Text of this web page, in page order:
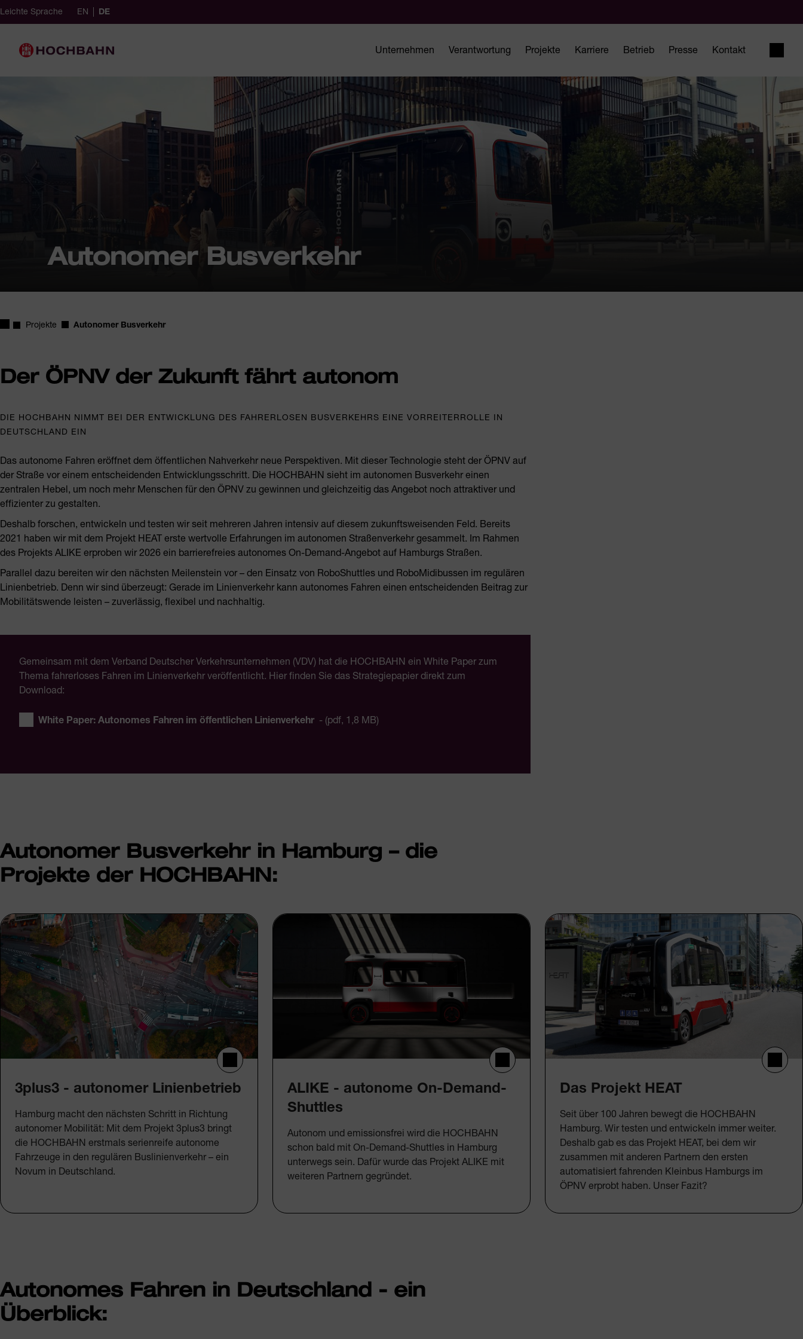
Navigieren in Hochbahn
Schnellnavigation
Hauptnavigation
EN English (Germany)
ausgewählt
DEGerman (Germany)
Leichte Sprache
Unternehmen Verantwortung Projekte Karriere Betrieb Presse Kontakt
Autonomer Busverkehr
Startseite
Projekte Autonomer Busverkehr
Der ÖPNV der Zukunft fährt autonom
DIE HOCHBAHN NIMMT BEI DER ENTWICKLUNG DES FAHRERLOSEN BUSVERKEHRS EINE VORREITERROLLE IN
DEUTSCHLAND EIN
Das autonome Fahren eröffnet dem öffentlichen Nahverkehr neue Perspektiven. Mit dieser Technologie steht der ÖPNV auf
der Straße vor einem entscheidenden Entwicklungsschritt. Die HOCHBAHN sieht im autonomen Busverkehr einen
zentralen Hebel, um noch mehr Menschen für den ÖPNV zu gewinnen und gleichzeitig das Angebot noch attraktiver und
effizienter zu gestalten.
Deshalb forschen, entwickeln und testen wir seit mehreren Jahren intensiv auf diesem zukunftsweisenden Feld. Bereits
2021 haben wir mit dem Projekt HEAT erste wertvolle Erfahrungen im autonomen Straßenverkehr gesammelt. Im Rahmen
des Projekts ALIKE erproben wir 2026 ein barrierefreies autonomes On-Demand-Angebot auf Hamburgs Straßen.
Parallel dazu bereiten wir den nächsten Meilenstein vor – den Einsatz von RoboShuttles und RoboMidibussen im regulären
Linienbetrieb. Denn wir sind überzeugt: Gerade im Linienverkehr kann autonomes Fahren einen entscheidenden Beitrag zur
Mobilitätswende leisten – zuverlässig, flexibel und nachhaltig.
Gemeinsam mit dem Verband Deutscher Verkehrsunternehmen (VDV) hat die HOCHBAHN ein White Paper zum
Thema fahrerloses Fahren im Linienverkehr veröffentlicht. Hier finden Sie das Strategiepapier direkt zum
Download:
White Paper: Autonomes Fahren im öffentlichen Linienverkehr - (pdf, 1,8 MB)
Autonomer Busverkehr in Hamburg – die
Projekte der HOCHBAHN:
3plus3 - autonomer Linienbetrieb
Hamburg macht den nächsten Schritt in Richtung
autonomer Mobilität: Mit dem Projekt 3plus3 bringt
die HOCHBAHN erstmals serienreife autonome
Fahrzeuge in den regulären Buslinienverkehr – ein
Novum in Deutschland.
ALIKE - autonome On-Demand-
Shuttles
Autonom und emissionsfrei wird die HOCHBAHN
schon bald mit On-Demand-Shuttles in Hamburg
unterwegs sein. Dafür wurde das Projekt ALIKE mit
weiteren Partnern gegründet.
Das Projekt HEAT
Seit über 100 Jahren bewegt die HOCHBAHN
Hamburg. Wir testen und entwickeln immer weiter.
Deshalb gab es das Projekt HEAT, bei dem wir
zusammen mit anderen Partnern den ersten
automatisiert fahrenden Kleinbus Hamburgs im
ÖPNV erprobt haben. Unser Fazit?
Autonomes Fahren in Deutschland - ein
Überblick: